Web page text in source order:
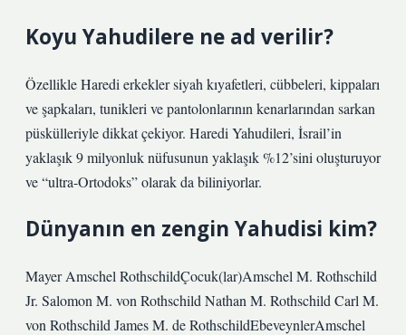
Koyu Yahudilere ne ad verilir?
Özellikle Haredi erkekler siyah kıyafetleri, cübbeleri, kippaları
ve şapkaları, tunikleri ve pantolonlarının kenarlarından sarkan
püskülleriyle dikkat çekiyor. Haredi Yahudileri, İsrail’in
yaklaşık 9 milyonluk nüfusunun yaklaşık %12’sini oluşturuyor
ve “ultra-Ortodoks” olarak da biliniyorlar.
Dünyanın en zengin Yahudisi kim?
Mayer Amschel RothschildÇocuk(lar)Amschel M. Rothschild
Jr. Salomon M. von Rothschild Nathan M. Rothschild Carl M.
von Rothschild James M. de RothschildEbeveynlerAmschel